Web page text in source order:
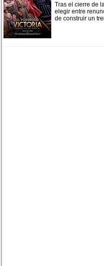
Tras el cierre de
elegir entre
de construir un